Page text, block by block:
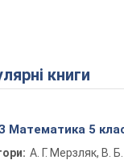
книги
Математика 5
А. Г. Мерзляк, В.